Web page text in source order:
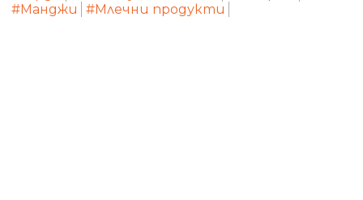
#Манджи
#Млечни продукти